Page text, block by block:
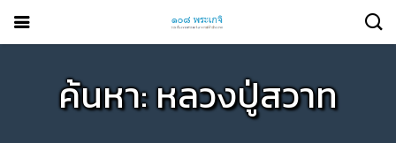
ค้นหา: หลวงปู่สวาท